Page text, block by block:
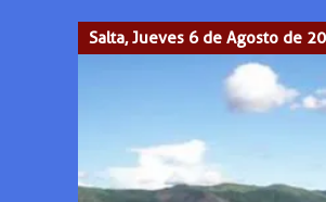
Salta, Jueves 6 de Agosto de